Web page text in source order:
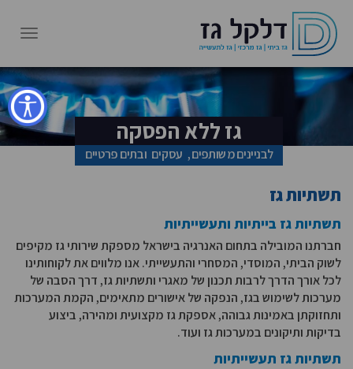
גז ללא הפסקה
לבניינים משותפים, עסקים ובתים פרטיים
תשתיות גז
תשתיות גז בייתיות ותעשייתיות
חברתנו המובילה בתחום האנרגיה בישראל מספקת שירותי גז מקיפים
לשוק הביתי, המוסדי, המסחרי והתעשייתי. אנו מלווים את לקוחותינו
לכל אורך הדרך לרבות תכנון של מאגרי ותשתיות גז, דרך הסבה של
מערכות לשימוש בגז, הנפקה של אישורים מתאימים, הקמת המערכות
ותחזוקתן באמינות גבוהה, אספקת גז מקצועית ומהירה, ביצוע
בדיקות ותיקונים במערכות גז ועוד.
תשתיות גז תעשייתיות